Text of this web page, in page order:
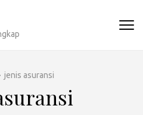
jenis asuransi